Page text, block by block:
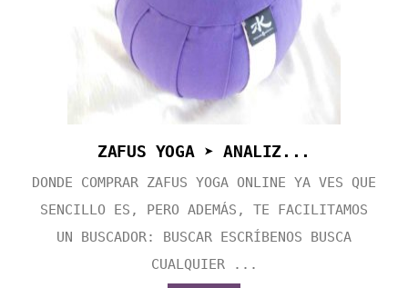
ZAFUS YOGA ➤ ANALIZ...
DONDE COMPRAR ZAFUS YOGA ONLINE YA VES QUE
SENCILLO ES, PERO ADEMÁS, TE FACILITAMOS
UN BUSCADOR: BUSCAR ESCRÍBENOS BUSCA
CUALQUIER ...